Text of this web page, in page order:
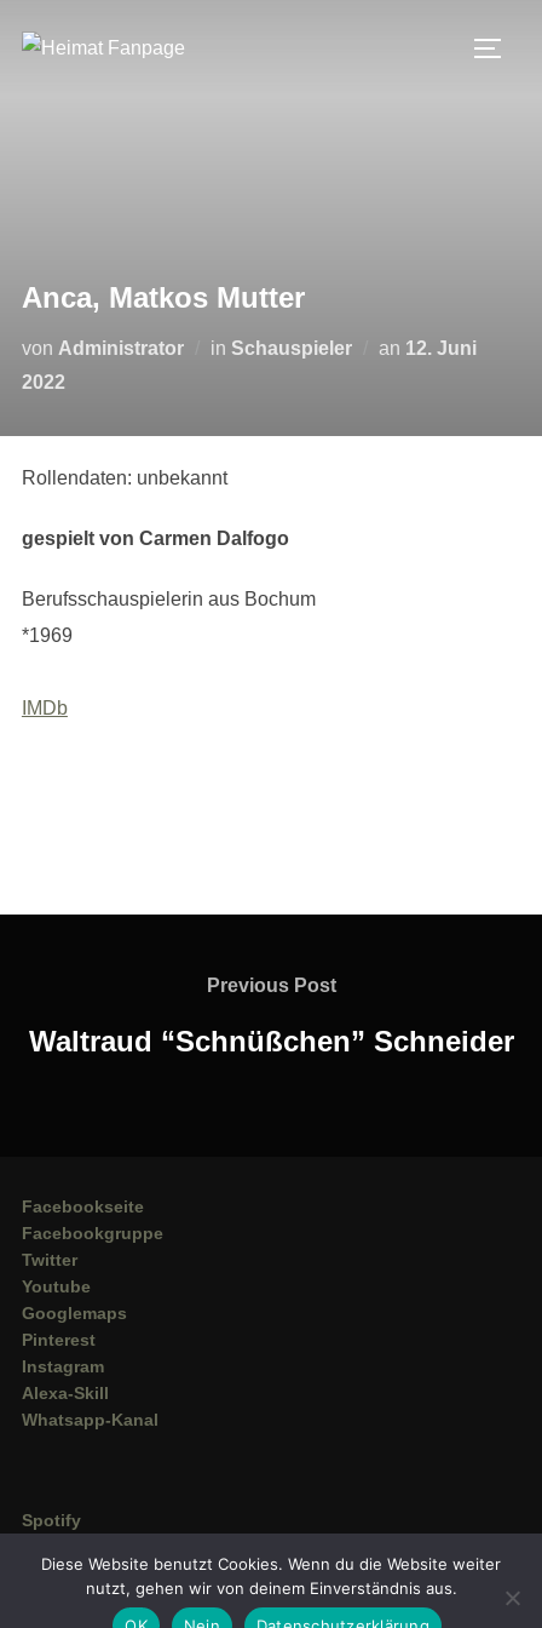
Inhalt
Anca, Matkos Mutter
von Administrator in Schauspieler an Veröffentlicht
12. Juni
2022
Rollendaten: unbekannt
gespielt von Carmen Dalfogo
Berufsschauspielerin aus Bochum
*1969
IMDb
Previous
Previous Post
Waltraud “Schnüßchen” Schneider
Facebookseite
Facebookgruppe
Twitter
Youtube
Googlemaps
Pinterest
Instagram
Alexa-Skill
Whatsapp-Kanal
Spotify
Amazon Music
Diese Website benutzt Cookies. Wenn du die Website weiter
nutzt, gehen wir von deinem Einverständnis aus.